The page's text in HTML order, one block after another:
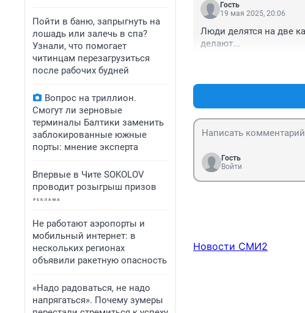
Пойти в баню, запрыгнуть на
лошадь или залечь в спа?
Узнали, что помогает
читинцам перезагрузиться
после рабочих будней
Вопрос на триллион.
Смогут ли зерновые
терминалы Балтики заменить
заблокированные южные
порты: мнение эксперта
Впервые в Чите SOKOLOV
проводит розыгрыш призов
Не работают аэропорты и
мобильный интернет: в
нескольких регионах
объявили ракетную опасность
«Надо радоваться, не надо
напрягаться». Почему зумеры
Гость
19 мая 2025, 20:06
Люди делятся на две
делают...
Гость
Войти
Новости СМИ2